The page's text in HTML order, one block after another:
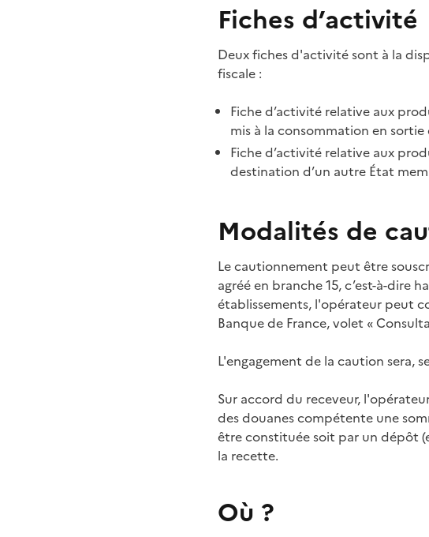
Fiches d’activité
Deux fiches d'activité sont à la
fiscale :
Fiche d’activité relative aux
mis à la consommation en
Fiche d’activité relative aux
destination d’un autre État
Modalités de
Le cautionnement peut être
agréé en branche 15, c’est-à-dire
établissements, l'opérateur peut
Banque de France, volet «
L'engagement de la caution sera,
Sur accord du receveur,
des douanes compétente une
être constituée soit par un dépôt
la recette.
Où ?